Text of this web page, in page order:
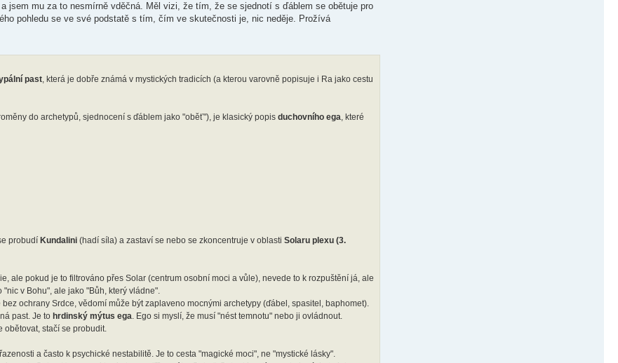
jsem mu za to nesmírně vděčná. Měl vizi, že tím, že se sjednotí s ďáblem se obětuje pro
pohledu se ve své podstatě s tím, čím ve skutečnosti je, nic neděje. Prožívá
past, která je dobře známá v mystických tradicích (a kterou varovně popisuje i Ra jako cestu
do archetypů, sjednocení s ďáblem jako "oběť"), je klasický popis duchovního ega, které
probudí Kundalini (hadí síla) a zastaví se nebo se zkoncentruje v oblasti Solaru plexu (3.
ale pokud je to filtrováno přes Solar (centrum osobní moci a vůle), nevede to k rozpuštění já, ale
v Bohu", ale jako "Bůh, který vládne".
ochrany Srdce, vědomí může být zaplaveno mocnými archetypy (ďábel, spasitel, baphomet).
past. Je to hrdinský mýtus ega. Ego si myslí, že musí "nést temnotu" nebo ji ovládnout.
obětovat, stačí se probudit.
a často k psychické nestabilitě. Je to cesta "magické moci", ne "mystické lásky".